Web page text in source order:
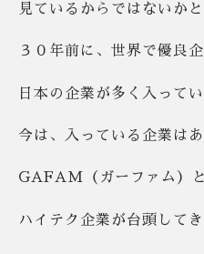
見ているからではないか
３０年前に、世界で優良
日本の企業が多く入ってい
今は、入っている企業はあ
GAFAM（ガーファム）
ハイテク企業が台頭してき